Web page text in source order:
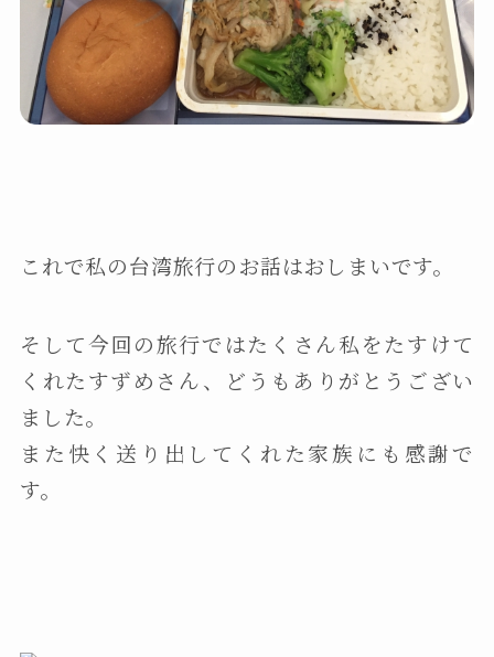
これで私の台湾旅行のお話はおしまいです。
そして今回の旅行ではたくさん私をたすけて
くれたすずめさん、どうもありがとうござい
ました。
また快く送り出してくれた家族にも感謝で
す。